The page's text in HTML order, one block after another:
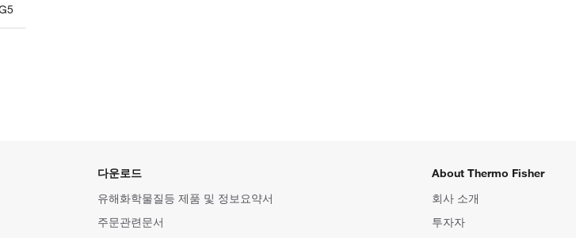
다운로드
유해화학물질등 제품 및 정보요약서
주문관련문서
About Thermo Fisher
회사 소개
투자자